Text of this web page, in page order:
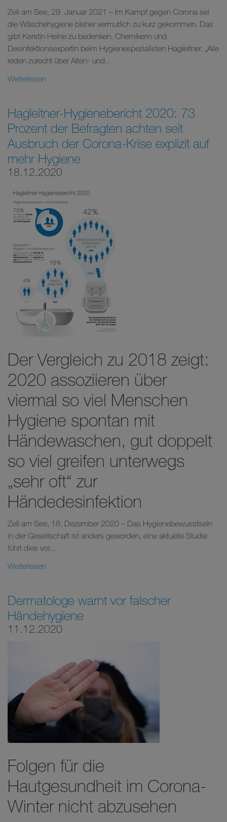
Zell am See, 29. Januar 2021 – Im Kampf gegen Corona sei
die Wäschehygiene bisher vermutlich zu kurz gekommen. Das
gibt Kerstin Heine zu bedenken, Chemikerin und
Desinfektionsexpertin beim Hygienespezialisten Hagleitner. „Alle
reden zurecht über Alten- und...
Weiterlesen
Hagleitner-Hygienebericht 2020: 73
Prozent der Befragten achten seit
Ausbruch der Corona-Krise explizit auf
mehr Hygiene
18.12.2020
Der Vergleich zu 2018 zeigt:
2020 assoziieren über
viermal so viel Menschen
Hygiene spontan mit
Händewaschen, gut doppelt
so viel greifen unterwegs
„sehr oft“ zur
Händedesinfektion
Zell am See, 18. Dezember 2020 – Das Hygienebewusstsein
in der Gesellschaft ist anders geworden, eine aktuelle Studie
führt dies vor...
Weiterlesen
Dermatologe warnt vor falscher
Händehygiene
11.12.2020
Folgen für die
Hautgesundheit im Corona-
Winter nicht abzusehen